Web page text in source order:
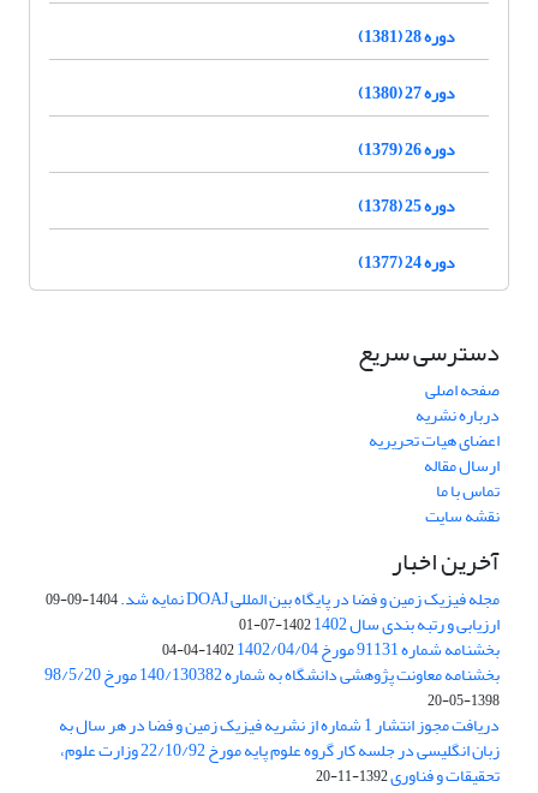
دوره 28 (1381)
دوره 27 (1380)
دوره 26 (1379)
دوره 25 (1378)
دوره 24 (1377)
دسترسی سریع
صفحه اصلی
درباره نشریه
اعضای هیات تحریریه
ارسال مقاله
تماس با ما
نقشه سایت
آخرین اخبار
مجله فیزیک زمین و فضا در پایگاه بین المللی DOAJ نمایه شد. 1404-09-09
ارزیابی و رتبه بندی سال 1402 1402-07-01
بخشنامه شماره 91131 مورخ 1402/04/04 1402-04-04
بخشنامه معاونت پژوهشی دانشگاه به شماره 140/130382 مورخ 98/5/20
1398-05-20
دریافت مجوز انتشار 1 شماره از نشریه فیزیک زمین و فضا در هر سال به
زبان انگلیسی در جلسه کار گروه علوم پایه مورخ 22/10/92 وزارت علوم،
تحقیقات و فناوری1392-11-20